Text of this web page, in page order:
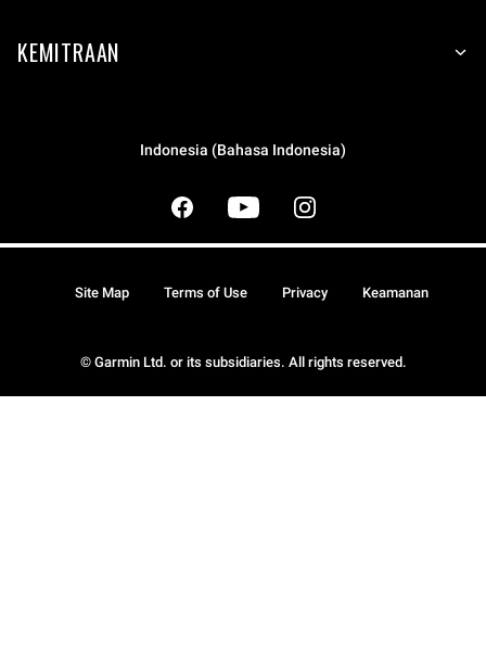
KEMITRAAN
Indonesia (Bahasa Indonesia)
© Garmin Ltd. or its subsidiaries. All rights reserved.
Site Map Terms of Use Privacy Keamanan